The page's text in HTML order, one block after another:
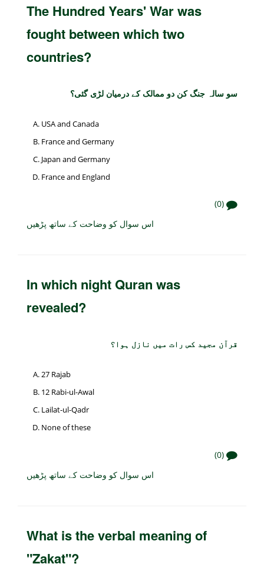
The Hundred Years' War was
fought between which two
countries?
سو سالہ جنگ کن دو ممالک کے درمیان لڑی گئی؟
USA and Canada
France and Germany
Japan and Germany
France and England
(0)
اس سوال کو وضاحت کے ساتھ پڑھیں
In which night Quran was
revealed?
قرآن مجید کس رات میں نازل ہوا؟
27 Rajab
12 Rabi-ul-Awal
Lailat-ul-Qadr
None of these
(0)
اس سوال کو وضاحت کے ساتھ پڑھیں
What is the verbal meaning of
"Zakat"?